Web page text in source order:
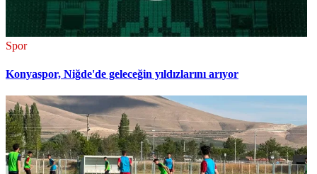
Spor
Konyaspor, Niğde'de geleceğin yıldızlarını arıyor